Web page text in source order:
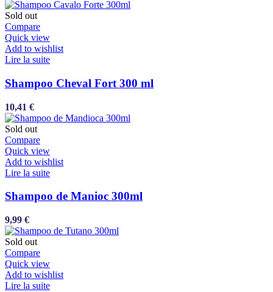
Sold out
Compare
Quick view
Add to wishlist
Lire la suite
Shampoo Cheval Fort 300 ml
10,41 €
Sold out
Compare
Quick view
Add to wishlist
Lire la suite
Shampoo de Manioc 300ml
9,99 €
Sold out
Compare
Quick view
Add to wishlist
Lire la suite